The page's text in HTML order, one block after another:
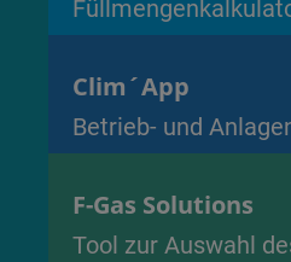
Clim´App
Betrieb- und
F-Gas Solutions
Tool zur Auswahl